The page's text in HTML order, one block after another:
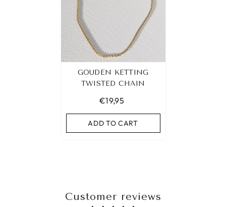
GOUDEN KETTING
TWISTED CHAIN
€19,95
ADD TO CART
Customer reviews